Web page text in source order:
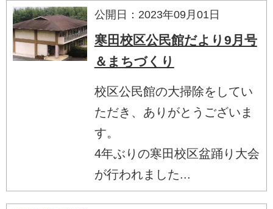
公開日：2023年09月01日
寒田校区公民館だより9月号
＆まちづくり
校区公民館の大掃除をしてい
ただき、ありがとうございま
す。
4年ぶりの寒田校区盆踊り大会
が行われました...